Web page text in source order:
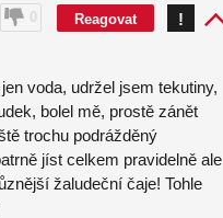
0 Reagovat !
voda, udržel jsem tekutiny,
bolel mě, prostě zánět
trochu podrážděný
jíst celkem pravidelně ale
žaludeční čaje! Tohle